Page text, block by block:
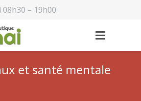
– 19h00
et santé mentale